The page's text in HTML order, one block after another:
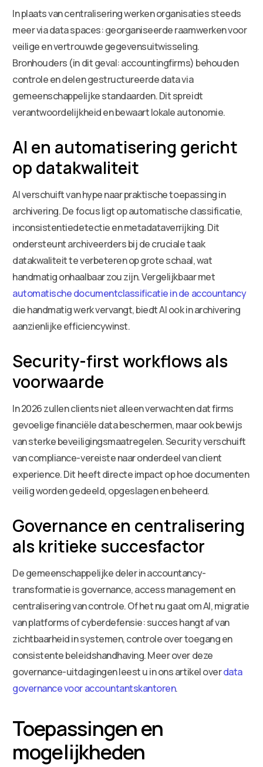
In plaats van centralisering werken organisaties steeds
meer via data spaces: georganiseerde raamwerken voor
veilige en vertrouwde gegevensuitwisseling.
Bronhouders (in dit geval: accountingfirms) behouden
controle en delen gestructureerde data via
gemeenschappelijke standaarden. Dit spreidt
verantwoordelijkheid en bewaart lokale autonomie.
AI en automatisering gericht
op datakwaliteit
AI verschuift van hype naar praktische toepassing in
archivering. De focus ligt op automatische classificatie,
inconsistentiedetectie en metadataverrijking. Dit
ondersteunt archiveerders bij de cruciale taak
datakwaliteit te verbeteren op grote schaal, wat
handmatig onhaalbaar zou zijn. Vergelijkbaar met
automatische documentclassificatie in de accountancy
die handmatig werk vervangt, biedt AI ook in archivering
aanzienlijke efficiencywinst.
Security-first workflows als
voorwaarde
In 2026 zullen clients niet alleen verwachten dat firms
gevoelige financiële data beschermen, maar ook bewijs
van sterke beveiligingsmaatregelen. Security verschuift
van compliance-vereiste naar onderdeel van client
experience. Dit heeft directe impact op hoe documenten
veilig worden gedeeld, opgeslagen en beheerd.
Governance en centralisering
als kritieke succesfactor
De gemeenschappelijke deler in accountancy-
transformatie is governance, access management en
centralisering van controle. Of het nu gaat om AI, migratie
van platforms of cyberdefensie: succes hangt af van
zichtbaarheid in systemen, controle over toegang en
consistente beleidshandhaving. Meer over deze
governance-uitdagingen leest u in ons artikel overdata
governance voor accountantskantoren.
Toepassingen en
mogelijkheden